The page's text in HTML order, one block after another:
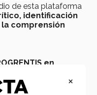
de esta plataforma
identificación
comprensión
en
2021 y 2022
, a
Eduqatia
×